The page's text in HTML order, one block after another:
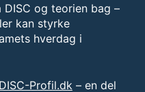
og teorien bag –
kan styrke
hverdag i
DISC-Profil.dk – en del